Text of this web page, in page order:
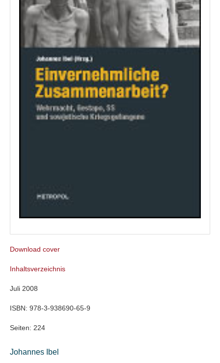
Download cover
Inhaltsverzeichnis
Juli 2008
ISBN: 978-3-938690-65-9
Seiten: 224
Johannes Ibel